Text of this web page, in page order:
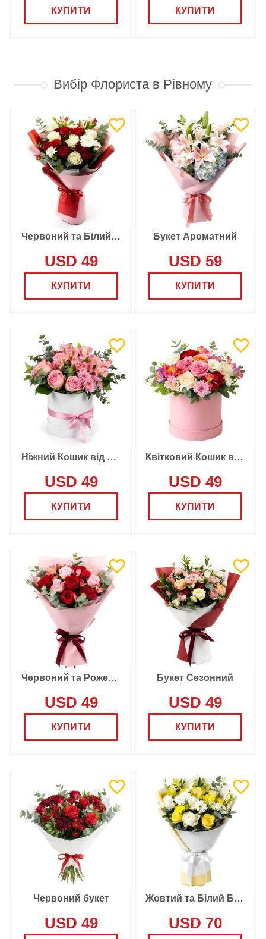
КУПИТИ КУПИТИ
Вибір Флориста в Рівному
Червоний та Білий букет
USD 49
КУПИТИ
Букет Ароматний
USD 59
КУПИТИ
Ніжний Кошик від Флориста
USD 49
КУПИТИ
Квітковий Кошик від Флориста
USD 49
КУПИТИ
Червоний та Рожевий Букет
USD 49
КУПИТИ
Букет Сезонний
USD 49
КУПИТИ
Червоний букет
USD 49
Жовтий та Білий Букет
USD 70